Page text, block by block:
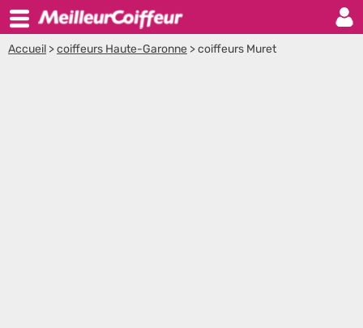
Accueil >coiffeurs Haute-Garonne >coiffeurs Muret